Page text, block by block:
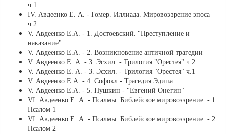
ч.1
ІV. Авдеенко Е. А. - Гомер. Иллиада. Мировоззрение эпоса
ч.2
V. Авдеенко Е.А. - 1. Достоевский. "Преступление и
наказание"
V. Авдеенко Е.А. - 2. Возникновение античной трагедии
V. Авдеенко Е. А. - 3. Эсхил. - Трилогия "Орестея" ч.2
V. Авдеенко Е. А. - 3. Эсхил. - Трилогия "Орестея" ч.1
V. Авдеенко Е.А. - 4. Софокл - Трагедия Эдипа
V. Авдеенко Е.А. - 5. Пушкин - "Евгений Онегин"
VI. Авдеенко Е. А. - Псалмы. Библейское мировоззрение. - 1.
Псалом 1
VI. Авдеенко Е. А. - Псалмы. Библейское мировоззрение. - 2.
Псалом 2